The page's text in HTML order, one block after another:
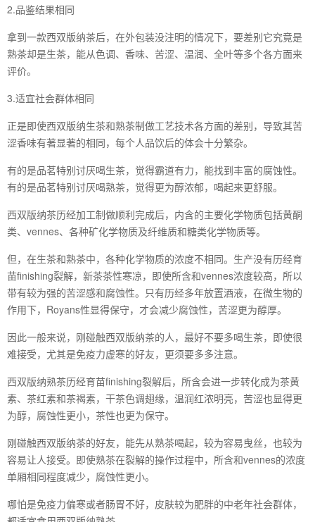
2.品鉴结果相同
拿到一款西双版纳茶后，在外包装没注明的情况下，要差别它究竟是
熟茶却是生茶，能从色调、香味、苦涩、温润、全叶等多个各方面来
评价。
3.适宜社会群体相同
正是即使西双版纳生茶和熟茶制做工艺技术各方面的差别，导致其苦
涩香味有著显著的相同，每个人品饮后的体会十分繁杂。
有的是品茗特别讨厌喝生茶，觉得霸道有力，能找到丰富的腐蚀性。
有的是品茗特别讨厌喝熟茶，觉得更为醇浓郁，喝起来更舒服。
西双版纳茶历经加工制做顺利完成后，内含的主要化学物质包括黄酮
类、vennes、各种矿化学物质及纤维质和糖类化学物质等。
但，在生茶和熟茶中，各种化学物质的浓度不相同。生产没有历经育
苗finishing裂解，新茶茶性寒凉，即使所含和vennes浓度较高，所以
带有较为强的苦涩感和腐蚀性。只有历经多年放置酒液，在微生物的
作用下，Royans性显得保守，才会减少腐蚀性，苦涩更为醇厚。
因此一般来说，刚碰触西双版纳茶的人，最好不要多喝生茶，即使很
难接受，尤其是免疫力虚寒的好友，更须要多多注意。
西双版纳熟茶历经育苗finishing裂解后，所含会进一步转化成为茶黄
素、茶红素和茶褐素，干茶色调翅缘，温润红浓明亮，苦涩也显得更
为醇，腐蚀性更小，茶性也更为保守。
刚碰触西双版纳茶的好友，能先从熟茶喝起，较为容易曳丝，也较为
容易让人接受。即使熟茶在裂解的操作过程中，所含和vennes的浓度
单厢相同程度减少，腐蚀性更小。
哪怕是免疫力偏寒或者肠胃不好，皮肤较为肥胖的中老年社会群体，